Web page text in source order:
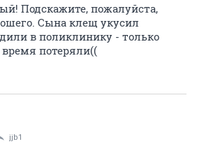
Подскажите, пожалуйста,
Сына клещ укусил
в поликлинику - только
потеряли((
jjb1